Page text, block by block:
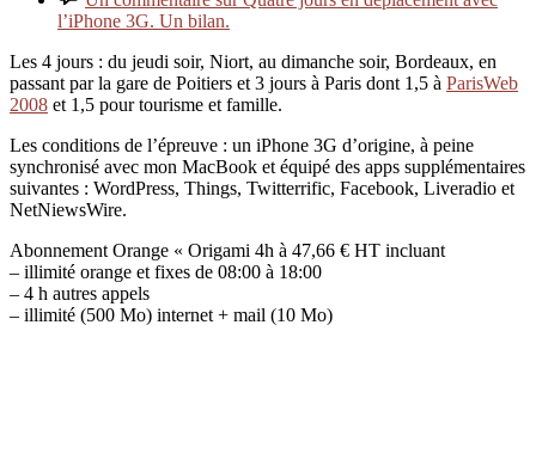
l’iPhone 3G. Un bilan.
Les 4 jours : du jeudi soir, Niort, au dimanche soir, Bordeaux, en
passant par la gare de Poitiers et 3 jours à Paris dont 1,5 à ParisWeb
2008 et 1,5 pour tourisme et famille.
Les conditions de l’épreuve : un iPhone 3G d’origine, à peine
synchronisé avec mon MacBook et équipé des apps supplémentaires
suivantes : WordPress, Things, Twitterrific, Facebook, Liveradio et
NetNiewsWire.
Abonnement Orange « Origami 4h à 47,66 € HT incluant
– illimité orange et fixes de 08:00 à 18:00
– 4 h autres appels
– illimité (500 Mo) internet + mail (10 Mo)